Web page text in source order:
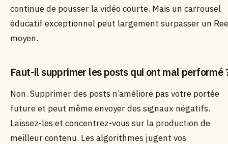
continue de pousser la vidéo courte. Mais un carrousel
éducatif exceptionnel peut largement surpasser un
moyen.
Faut-il supprimer les posts qui ont mal performé
Non. Supprimer des posts n’améliore pas votre portée
future et peut même envoyer des signaux négatifs.
Laissez-les et concentrez-vous sur la production de
meilleur contenu. Les algorithmes jugent vos